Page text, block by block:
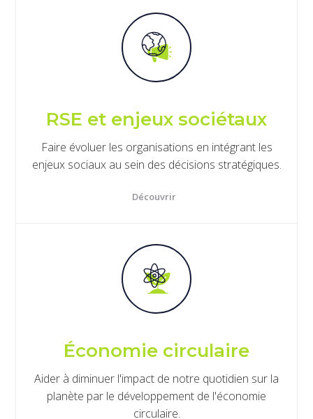
RSE et enjeux sociétaux
Faire évoluer les organisations en intégrant les
enjeux sociaux au sein des décisions stratégiques.
Découvrir
Économie circulaire
Aider à diminuer l'impact de notre quotidien sur la
planète par le développement de l'économie
circulaire.